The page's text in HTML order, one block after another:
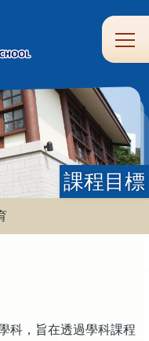
Main
園
道
課程目標
科，旨在透過學科課程